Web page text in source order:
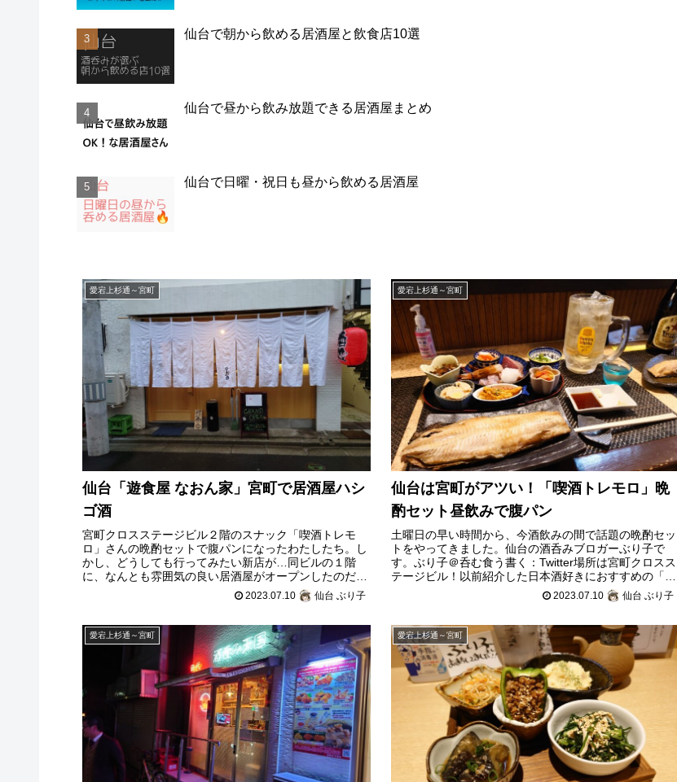
仙台で朝から飲める居酒屋と飲食店10選
仙台で昼から飲み放題できる居酒屋まとめ
仙台で日曜・祝日も昼から飲める居酒屋
愛宕上杉通～宮町
仙台「遊食屋 なおん家」宮町で居酒屋ハシ
ゴ酒
宮町クロスステージビル２階のスナック「喫酒トレモ
ロ」さんの晩酌セットで腹パンになったわたしたち。し
かし、どうしても行ってみたい新店が…同ビルの１階
に、なんとも雰囲気の良い居酒屋がオープンしたのだ！
トレモロのママさんに予約していただき、みんな
2023.07.10 仙台 ぶり子
愛宕上杉通～宮町
仙台は宮町がアツい！「喫酒トレモロ」晩
酌セット昼飲みで腹パン
土曜日の早い時間から、今酒飲みの間で話題の晩酌セッ
トをやってきました。仙台の酒呑みブロガーぶり子で
す。ぶり子＠呑む食う書く：Twitter場所は宮町クロスス
テージビル！以前紹介した日本酒好きにおすすめの「酒
らら」さん、先週オープンしたばかり
2023.07.10 仙台 ぶり子
愛宕上杉通～宮町 愛宕上杉通～宮町